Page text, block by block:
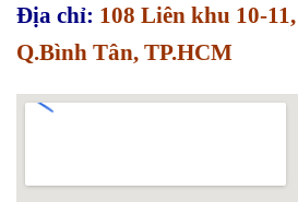
Địa chỉ: 108 Liên khu 10-
Q.Bình Tân, TP.HCM